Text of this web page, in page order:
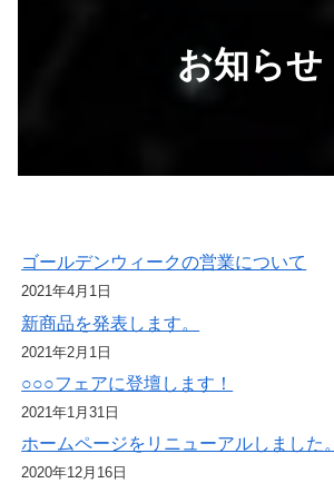
お知らせ
ゴールデンウィークの営業について
2021年4月1日
新商品を発表します。
2021年2月1日
○○○フェアに登壇します！
2021年1月31日
ホームページをリニューアルしました。
2020年12月16日